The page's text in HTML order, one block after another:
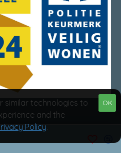
2025
OK
similar technologies to
and the
Policy.